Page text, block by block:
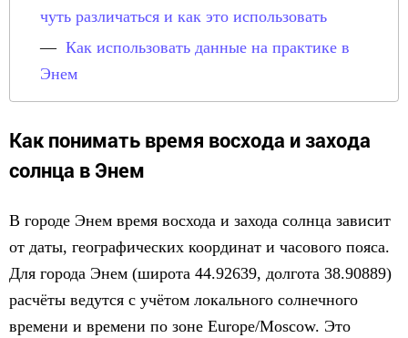
чуть различаться и как это использовать
Как использовать данные на практике в
Энем
Как понимать время восхода и захода
солнца в Энем
В городе Энем время восхода и захода солнца зависит
от даты, географических координат и часового пояса.
Для города Энем (широта 44.92639, долгота 38.90889)
расчёты ведутся с учётом локального солнечного
времени и времени по зоне Europe/Moscow. Это